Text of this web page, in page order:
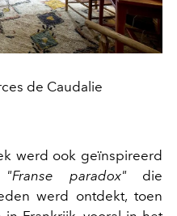
de Caudalie
werd ook geïnspireerd
"Franse paradox" die
werd ontdekt, toen